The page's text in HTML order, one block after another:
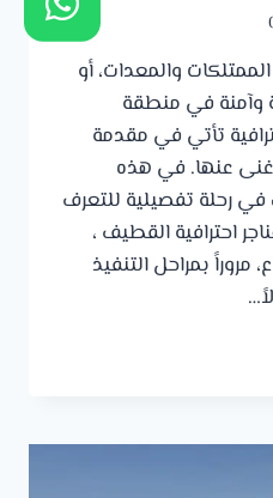
والمعدات، أو
وآمنة في منطقة
تأتي في مقدمة
غنى عنها. في هذه
في رحلة تفصيلية للتعرف
احترافية القطيف ،
مروراً بمراحل التنفيذ